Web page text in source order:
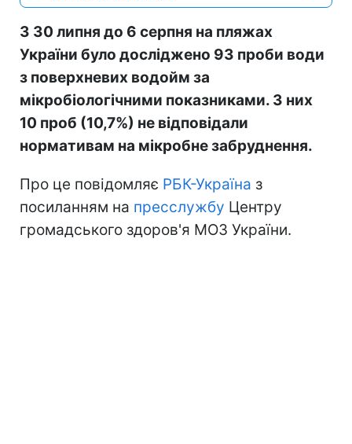
З 30 липня до 6 серпня на пляжах
України було досліджено 93 проби води
з поверхневих водойм за
мікробіологічними показниками. З них
10 проб (10,7%) не відповідали
нормативам на мікробне забруднення.
Про це повідомляє РБК-Україна з
посиланням на пресслужбу Центру
громадського здоров'я МОЗ України.